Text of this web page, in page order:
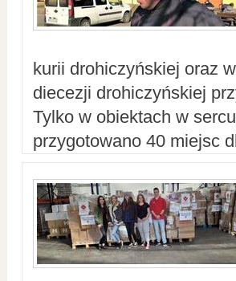
kurii drohiczyńskiej oraz
diecezji drohiczyńskiej
Tylko w obiektach w
przygotowano 40 miejsc